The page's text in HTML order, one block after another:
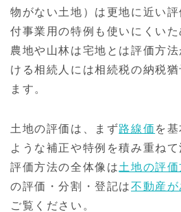
物がない土地）は更地に近い
付事業用の特例も使いにくいた
農地や山林は宅地とは評価方
ける相続人には相続税の納税
ます。
土地の評価は、まず路線価 を
ような補正や特例を積み重ねて
評価方法の全体像は土地の評価
の評価・分割・登記は不動産
ご覧ください。